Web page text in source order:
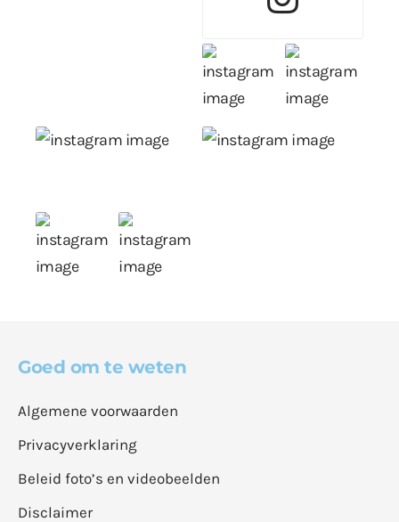
Goed om te weten
Algemene voorwaarden
Privacyverklaring
Beleid foto’s en videobeelden
Disclaimer